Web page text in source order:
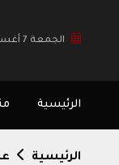
الجمعة 7 أغسطس, 2026
الرئيسية
الرئيسية